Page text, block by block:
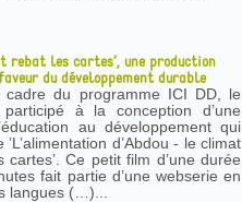
rebat les cartes’, une production
du développement durable
cadre du programme ICI DD, le
à la conception d’une
au développement qui
’L’alimentation d’Abdou - le climat
film d’une durée
fait partie d’une webserie en
langues (…)...